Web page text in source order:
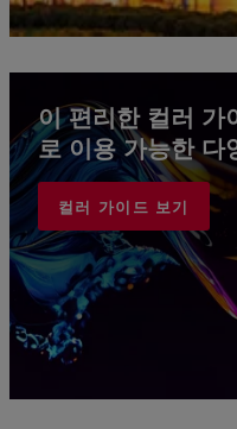
이 편리한 컬러 가
로 이용 가능한 다
컬러 가이드 보기